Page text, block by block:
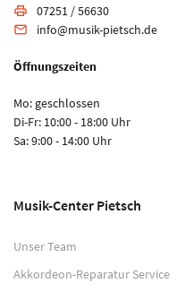
print 07251 / 56630
email info@musik-pietsch.de
Öffnungszeiten
Mo: geschlossen
Di-Fr: 10:00 - 18:00 Uhr
Sa: 9:00 - 14:00 Uhr
Musik-Center Pietsch
Unser Team
Akkordeon-Reparatur Service